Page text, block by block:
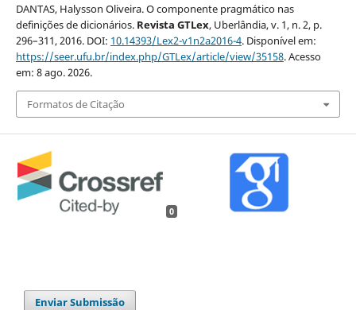
DANTAS, Halysson Oliveira. O componente pragmático nas
definições de dicionários. Revista GTLex, Uberlândia, v. 1, n. 2, p.
296–311, 2016. DOI: 10.14393/Lex2-v1n2a2016-4. Disponível em:
https://seer.ufu.br/index.php/GTLex/article/view/35158. Acesso
em: 8 ago. 2026.
Formatos de Citação
0
Enviar Submissão